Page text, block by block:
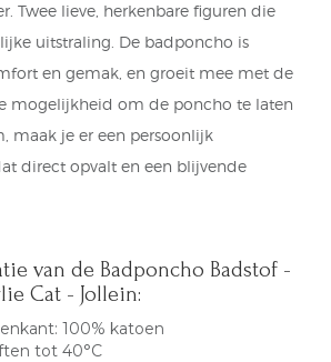
Twee lieve, herkenbare figuren die
uitstraling. De badponcho is
en gemak, en groeit mee met de
mogelijkheid om de poncho te laten
maak je er een persoonlijk
direct opvalt en een blijvende
van de Badponcho Badstof -
Cat - Jollein:
100% katoen
tot 40°C